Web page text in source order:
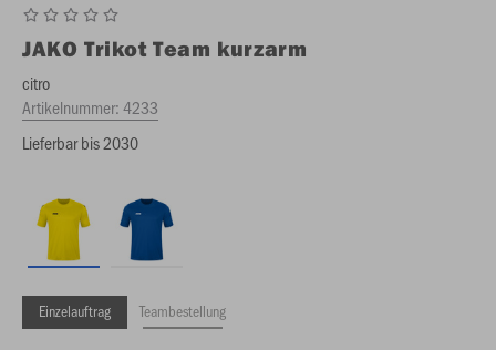
JAKO Trikot Team kurzarm
citro
Artikelnummer:4233
Lieferbar bis 2030
Einzelauftrag Teambestellung